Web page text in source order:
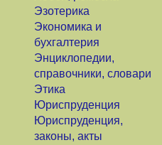
Эзотерика
Экономика и
бухгалтерия
Энциклопедии,
справочники, словари
Этика
Юриспруденция
Юриспруденция,
законы, акты